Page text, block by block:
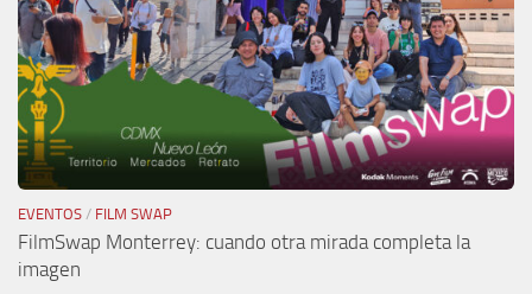
EVENTOS / FILM SWAP
FilmSwap Monterrey: cuando otra mirada completa la
imagen